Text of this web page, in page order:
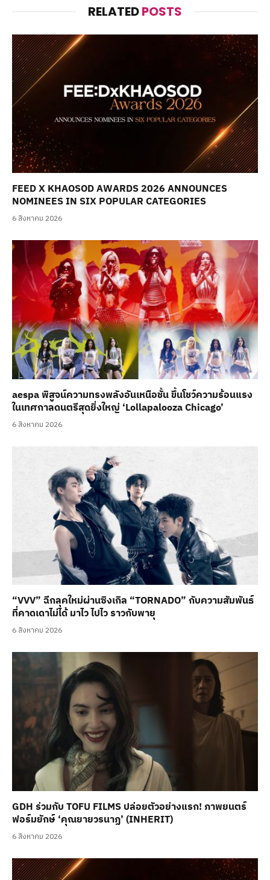
RELATEDPOSTS
FEED X KHAOSOD AWARDS 2026 ANNOUNCES
NOMINEES IN SIX POPULAR CATEGORIES
6 สิงหาคม 2026
aespa พิสูจน์ความทรงพลังอันเหนือชั้น ขึ้นโชว์ความร้อนแรง
ในเทศกาลดนตรีสุดยิ่งใหญ่ ‘Lollapalooza Chicago’
6 สิงหาคม 2026
“VVV” ฉีกลุคใหม่ผ่านซิงเกิล “TORNADO” กับความสัมพันธ์
ที่คาดเดาไม่ได้ มาไว ไปไว ราวกับพายุ
6 สิงหาคม 2026
GDH ร่วมกับ TOFU FILMS ปล่อยตัวอย่างแรก! ภาพยนตร์
ฟอร์มยักษ์ ‘คุณยายวรนาฏ’ (INHERIT)
6 สิงหาคม 2026